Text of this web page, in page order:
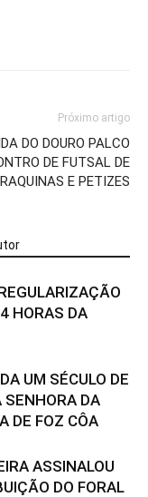
Próximo artigo
DO DOURO PALCO
DE FUTSAL DE
E PETIZES
HORAS DA
UM SÉCULO DE
SENHORA DA
DE FOZ CÔA
ASSINALOU
DO FORAL